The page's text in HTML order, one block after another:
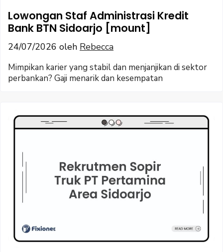
Lowongan Staf Administrasi Kredit
Bank BTN Sidoarjo [mount]
24/07/2026 oleh Rebecca
Mimpikan karier yang stabil dan menjanjikan di sektor
perbankan? Gaji menarik dan kesempatan